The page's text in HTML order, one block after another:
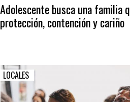
Adolescente busca una familia
protección, contención y cariño
LOCALES